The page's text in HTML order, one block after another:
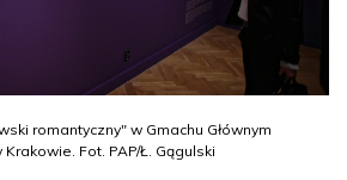
romantyczny" w Gmachu Głównym
Fot. PAP/Ł. Gągulski